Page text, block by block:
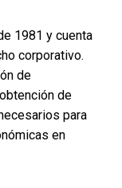
1981 y cuenta
corporativo.
de
de
para
en